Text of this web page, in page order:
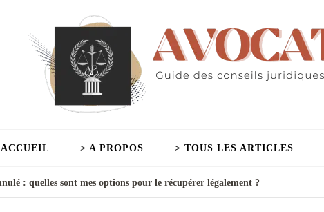
> A PROPOS > TOUS LES ARTICLES
: quelles sont mes options pour le récupérer légalement ?